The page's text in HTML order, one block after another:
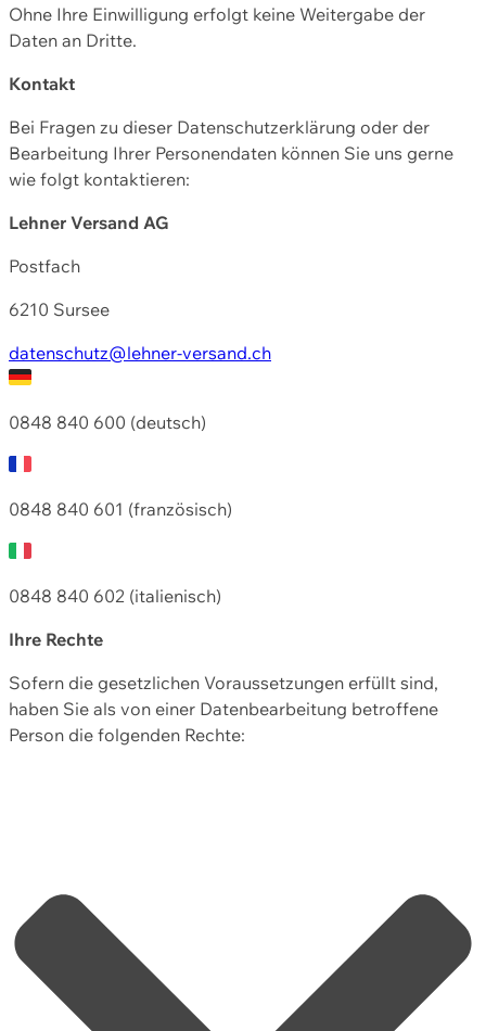
Ohne Ihre Einwilligung erfolgt keine Weitergabe der
Daten an Dritte.
Kontakt
Bei Fragen zu dieser Datenschutzerklärung oder der
Bearbeitung Ihrer Personendaten können Sie uns gerne
wie folgt kontaktieren:
Lehner Versand AG
Postfach
6210 Sursee
datenschutz@lehner-versand.ch
0848 840 600 (deutsch)
0848 840 601 (französisch)
0848 840 602 (italienisch)
Ihre Rechte
Sofern die gesetzlichen Voraussetzungen erfüllt sind,
haben Sie als von einer Datenbearbeitung betroffene
Person die folgenden Rechte: